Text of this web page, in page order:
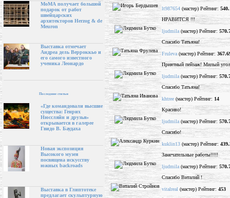
МоМА получает большой
подарок от работ
швейцарских
архитекторов Herzog & de
Meuron
Выставка отмечает
Андреа дель Верроккьо и
его самого известного
ученика Леонардо
Последние статьи
«Где командовали высшие
существа: Генрих
Нюссляйн и друзья»
открывается в галерее
Гвидо В. Баудаха
Новая экспозиция
Высокого музея
посвящена искусству
южных backroads
Выставка в Глиптотеке
предлагает скульптурную
lt987654 (мастер) Рейтинг:
НРАВИТСЯ !!!
ljudmila (мастер) Рейтинг:
Спасибо Татьяна!
Fruleva (мастер) Рейтинг:
Приятный пейзаж! Милый
ljudmila (мастер) Рейтинг:
Спасибо Татьяна!
khtree (мастер) Рейтинг: 14
Красиво!
ljudmila (мастер) Рейтинг:
Спасибо!
kuklin13 (мастер) Рейтинг:
Замечательные работы!!!!!
ljudmila (мастер) Рейтинг:
Спасибо Виталий !
vitalreal (мастер) Рейтинг: 453